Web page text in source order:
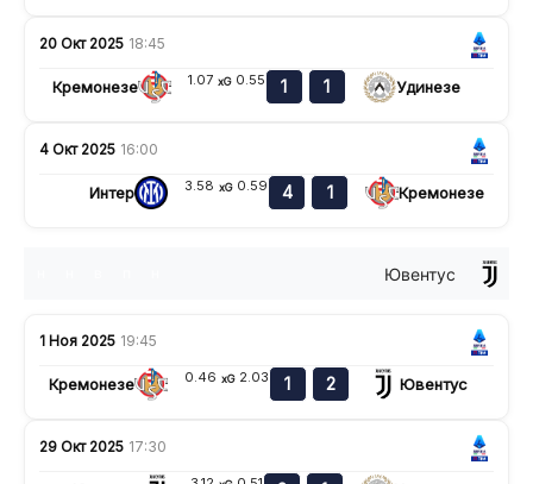
20 Окт 2025 18:45
Кремонезе 1.07 xG 0.55 1 1 Удинезе
4 Окт 2025 16:00
Интер 3.58 xG 0.59 4 1 Кремонезе
Ювентус
1 Ноя 2025 19:45
Кремонезе 0.46 xG 2.03 1 2 Ювентус
29 Окт 2025 17:30